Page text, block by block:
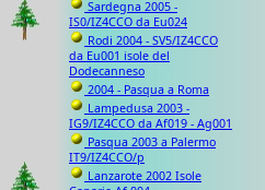
Sardegna 2005 -
IS0/IZ4CCO da Eu024
Rodi 2004 - SV5/IZ4CCO
da Eu001 isole del
Dodecanneso
2004 - Pasqua a Roma
Lampedusa 2003 -
IG9/IZ4CCO da Af019 - Ag001
Pasqua 2003 a Palermo
IT9/IZ4CCO/p
Lanzarote 2002 Isole